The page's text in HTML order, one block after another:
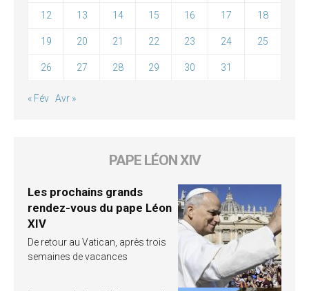
12 13 14 15 16 17 18
19 20 21 22 23 24 25
26 27 28 29 30 31
« Fév Avr »
PAPE LÉON XIV
Les prochains grands
rendez-vous du pape Léon
XIV
De retour au Vatican, après trois
semaines de vacances